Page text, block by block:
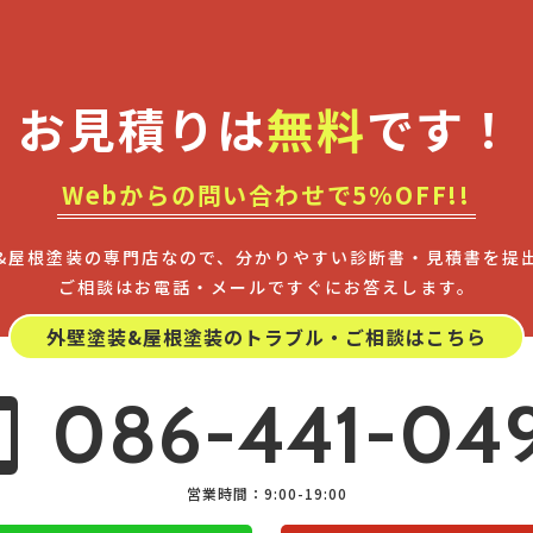
お見積りは無料です！
Webからの問い合わせで5%OFF!!
根塗装の専門店なので、分かりやすい診断書・見積書を提
ご相談はお電話・メールですぐにお答えします。
外壁塗装&屋根塗装の トラブル・ご相談はこちら
086-441-
営業時間：9:00-19:00